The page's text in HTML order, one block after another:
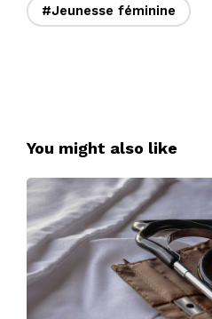
#Jeunesse féminine
You might also like